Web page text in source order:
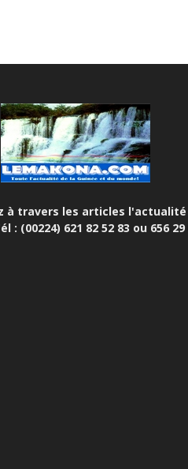
travers les articles
: (00224) 621 82 52 83 ou 656 29